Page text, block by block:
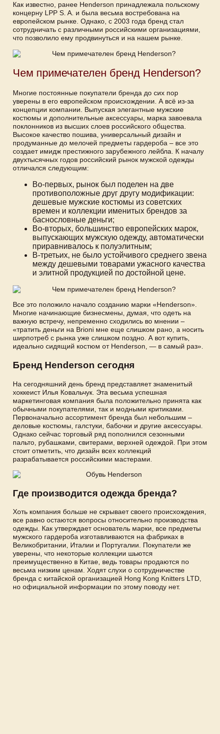
Как известно, ранее Henderson принадлежала польскому
концерну LPP S. A. и была весьма востребована на
европейском рынке. Однако, с 2003 года бренд стал
сотрудничать с различными российскими организациями,
что позволило ему продвинуться и на нашем рынке.
Чем примечателен бренд Henderson?
Многие постоянные покупатели бренда до сих пор
уверены в его европейском происхождении. А всё из-за
концепции компании. Выпуская элегантные мужские
костюмы и дополнительные аксессуары, марка завоевала
поклонников из высших слоев российского общества.
Высокое качество пошива, универсальный дизайн и
продуманные до мелочей предметы гардероба – все это
создает имидж престижного зарубежного лейбла. К началу
двухтысячных годов российский рынок мужской одежды
отличался следующим:
Во-первых, рынок был поделен на две
противоположные друг другу модификации:
дешевые мужские костюмы из советских
времен и коллекции именитых брендов за
баснословные деньги;
Во-вторых, большинство европейских марок,
выпускающих мужскую одежду, автоматически
приравнивалось к полуэлитным;
В-третьих, не было устойчивого среднего звена
между дешевыми товарами ужасного качества
и элитной продукцией по достойной цене.
Все это положило начало созданию марки «Henderson».
Многие начинающие бизнесмены, думая, что одеть на
важную встречу, непременно сходились во мнении –
«тратить деньги на Brioni мне еще слишком рано, а носить
ширпотреб с рынка уже слишком поздно. А вот купить,
идеально сидящий костюм от Henderson, — в самый раз».
Бренд Henderson сегодня
На сегодняшний день бренд представляет знаменитый
хоккеист Илья Ковальчук. Эта весьма успешная
маркетинговая компания была положительно принята как
обычными покупателями, так и модными критиками.
Первоначально ассортимент бренда был небольшим –
деловые костюмы, галстуки, бабочки и другие аксессуары.
Однако сейчас торговый ряд пополнился сезонными
пальто, рубашками, свитерами, верхней одеждой. При этом
стоит отметить, что дизайн всех коллекций
разрабатывается российскими мастерами.
Где производится одежда бренда?
Хоть компания больше не скрывает своего происхождения,
все равно остаются вопросы относительно производства
одежды. Как утверждает основатель марки, все предметы
мужского гардероба изготавливаются на фабриках в
Великобритании, Италии и Португалии. Покупатели же
уверены, что некоторые коллекции шьются
преимущественно в Китае, ведь товары продаются по
весьма низким ценам. Ходят слухи о сотрудничестве
бренда с китайской организацией Hong Kong Knitters LTD,
но официальной информации по этому поводу нет.